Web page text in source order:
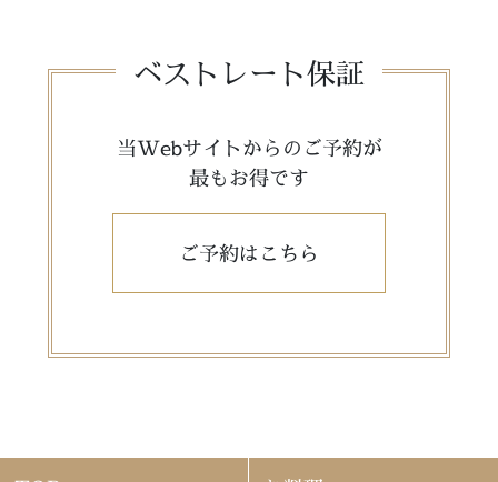
ベストレート保証
当Webサイトからのご予約が
最もお得です
ご予約はこちら